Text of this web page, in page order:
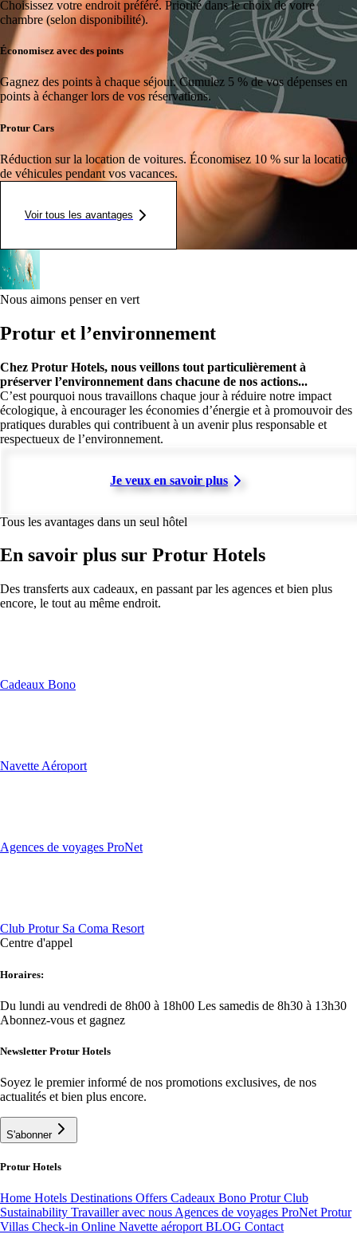
Choisissez votre endroit préféré. Priorité dans le choix de votre
chambre (selon disponibilité).
Économisez avec des points
Gagnez des points à chaque séjour. Cumulez 5 % de vos dépenses en
points à échanger lors de vos réservations.
Protur Cars
Réduction sur la location de voitures. Économisez 10 % sur la location
de véhicules pendant vos vacances.
Voir tous les avantages
Nous aimons penser en vert
Protur et l’environnement
Chez Protur Hotels, nous veillons tout particulièrement à
préserver l’environnement dans chacune de nos actions...
C’est pourquoi nous travaillons chaque jour à réduire notre impact
écologique, à encourager les économies d’énergie et à promouvoir des
pratiques durables qui contribuent à un avenir plus responsable et
respectueux de l’environnement.
Je veux en savoir plus
Tous les avantages dans un seul hôtel
En savoir plus sur Protur Hotels
Des transferts aux cadeaux, en passant par les agences et bien plus
encore, le tout au même endroit.
Cadeaux Bono
Navette Aéroport
Agences de voyages ProNet
Club Protur Sa Coma Resort
Centre d'appel
Horaires:
Du lundi au vendredi de 8h00 à 18h00 Les samedis de 8h30 à 13h30
Abonnez-vous et gagnez
Newsletter Protur Hotels
Soyez le premier informé de nos promotions exclusives, de nos
actualités et bien plus encore.
S'abonner
Protur Hotels
Home Hotels Destinations Offers Cadeaux Bono Protur Club
Sustainability Travailler avec nous Agences de voyages ProNet Protur
Villas Check-in Online Navette aéroport BLOG Contact